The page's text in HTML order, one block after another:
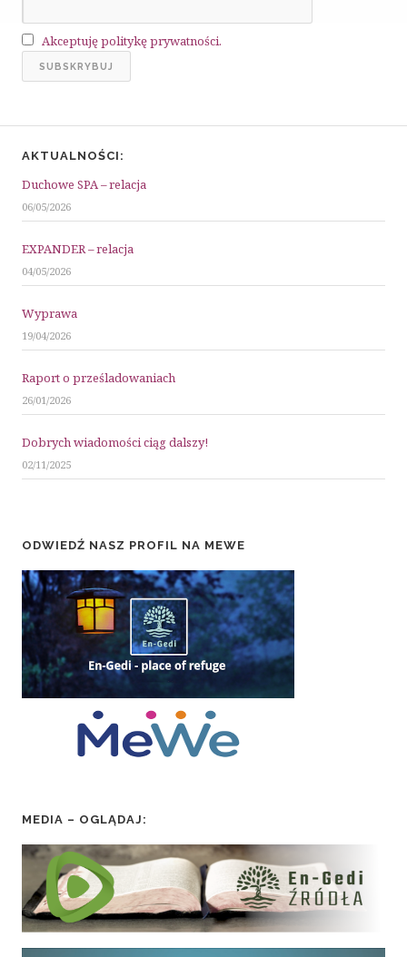
Akceptuję politykę prywatności.
AKTUALNOŚCI:
Duchowe SPA – relacja
06/05/2026
EXPANDER – relacja
04/05/2026
Wyprawa
19/04/2026
Raport o prześladowaniach
26/01/2026
Dobrych wiadomości ciąg dalszy!
02/11/2025
ODWIEDŹ NASZ PROFIL NA MEWE
MEDIA – OGLĄDAJ: